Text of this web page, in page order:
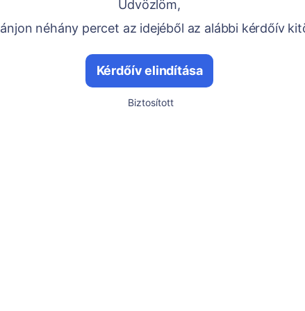
Üdvözlöm,
néhány percet az idejéből az alábbi kérdőív
Kérdőív elindítása
Biztosított